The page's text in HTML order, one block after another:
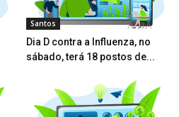
Santos
Dia D contra a Influenza, no
sábado, terá 18 postos de...